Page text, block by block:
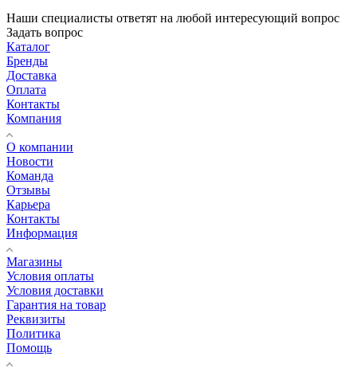
Наши специалисты ответят на любой интересующий вопрос
Задать вопрос
Каталог
Бренды
Доставка
Оплата
Контакты
Компания
О компании
Новости
Команда
Отзывы
Карьера
Контакты
Информация
Магазины
Условия оплаты
Условия доставки
Гарантия на товар
Реквизиты
Политика
Помощь